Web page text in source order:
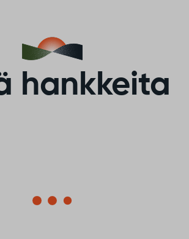
hankkeita